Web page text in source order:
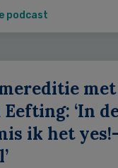
podcast
met
Eefting: ‘In
ik het yes!-